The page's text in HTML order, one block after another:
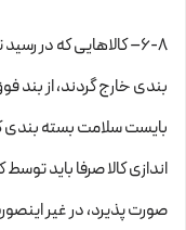
۶-۸– کالاهایی که در
بندی خارج گردند، از
بایست سلامت بسته بندی
اندازی کالا صرفا باید
صورت پذیرد، در غیر